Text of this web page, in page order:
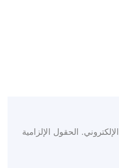
الحقول الإلزامية